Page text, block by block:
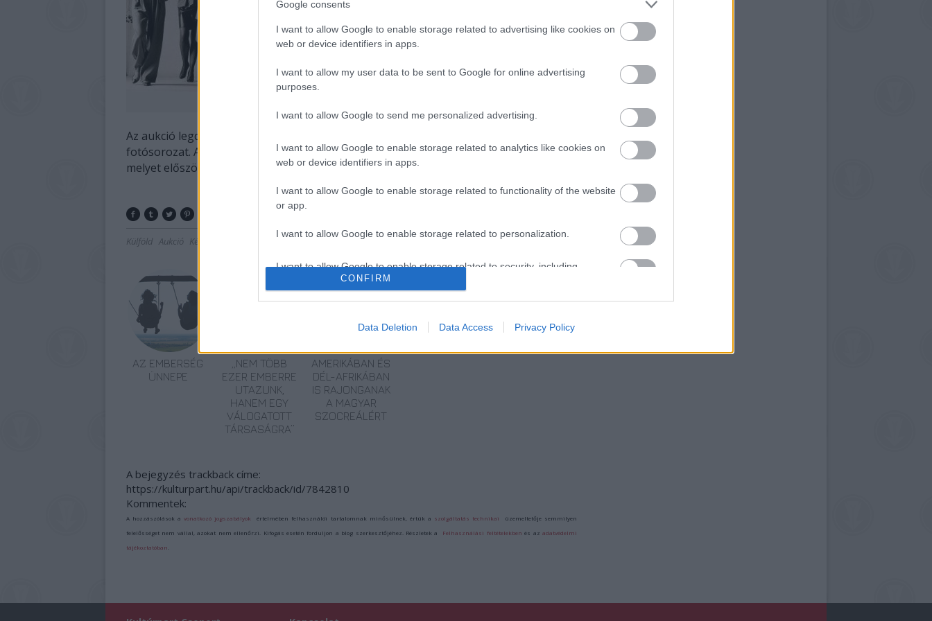
Google consents
I want to allow Google to enable storage related to advertising like cookies on
web or device identifiers in apps.
I want to allow my user data to be sent to Google for online advertising
purposes.
I want to allow Google to send me personalized advertising.
I want to allow Google to enable storage related to analytics like cookies on
web or device identifiers in apps.
I want to allow Google to enable storage related to functionality of the website
or app.
I want to allow Google to enable storage related to personalization.
I want to allow Google to enable storage related to security, including
authentication functionality and fraud prevention, and other user protection.
CONFIRM
Data Deletion Data Access Privacy Policy
Az aukció legdrágábban elkelt darabja ugyancsak egy Helmut Newton által készített
fotósorozat. A nyolcvanas években készült híres „Sie kommen” című fotósorozatért,
melyet először a Vogue lapjain lehetett látni, 242 500 dollárt fizettek.
Külföld Aukció Képző
AZ EMBERSÉG
ÜNNEPE
„NEM TÖBB
EZER EMBERRE
UTAZUNK,
HANEM EGY
VÁLOGATOTT
TÁRSASÁGRA”
AMERIKÁBAN ÉS
DÉL-AFRIKÁBAN
IS RAJONGANAK
A MAGYAR
SZOCREÁLÉRT
A bejegyzés trackback címe:
https://kulturpart.hu/api/trackback/id/7842810
Kommentek:
A hozzászólások avonatkozó jogszabályok értelmében felhasználói tartalomnak minősülnek, értük a szolgáltatás technikai üzemeltetője semmilyen
felelősséget nem vállal, azokat nem ellenőrzi. Kifogás esetén forduljon a blog szerkesztőjéhez. Részletek a Felhasználási feltételekben és azadatvédelmi
tájékoztatóban